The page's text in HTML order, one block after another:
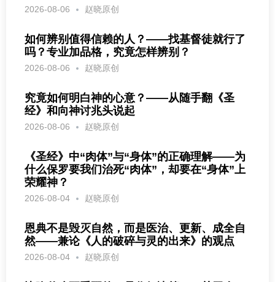
2026-08-06 赵晓原创
如何辨别值得信赖的人？——找基督徒就行了
吗？专业加品格，究竟怎样辨别？
2026-08-06 赵晓原创
究竟如何明白神的心意？——从随手翻《圣
经》和向神讨兆头说起
2026-08-06 赵晓原创
《圣经》中“肉体”与“身体”的正确理解——为
什么保罗要我们治死“肉体”，却要在“身体”上
荣耀神？
2026-08-04 赵晓原创
恩典不是毁灭自然，而是医治、更新、成全自
然——兼论《人的破碎与灵的出来》的观点
2026-08-04 赵晓原创